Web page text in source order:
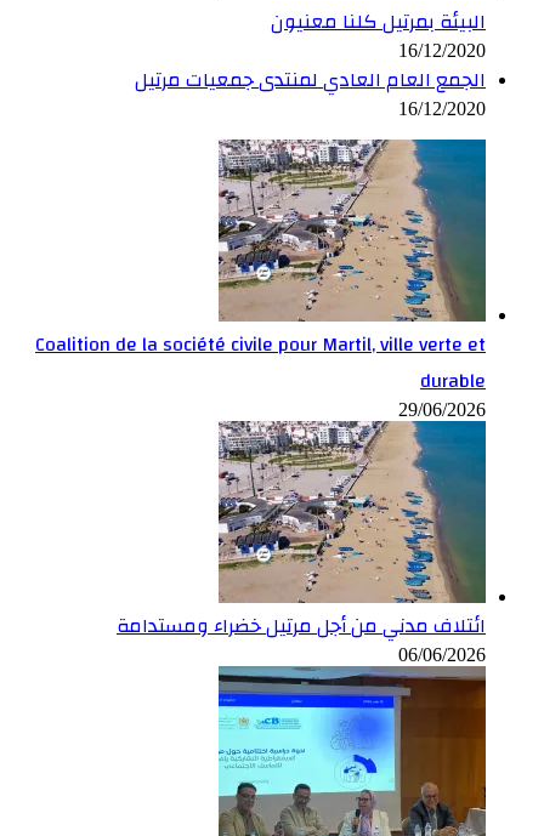
البيئة بمرتيل كلنا معنيون
16/12/2020
الجمع العام العادي لمنتدى جمعيات مرتيل
16/12/2020
Coalition de la société civile pour Martil, ville verte et
durable
29/06/2026
ائتلاف مدني من أجل مرتيل خضراء ومستدامة
06/06/2026